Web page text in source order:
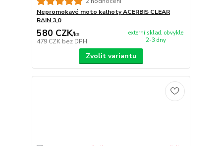
Nepromokavé moto kalhoty ACERBIS CLEAR
RAIN 3,0
580 CZK/ks
479 CZK bez DPH
externí sklad, obvykle
2-3 dny
Zvolit variantu